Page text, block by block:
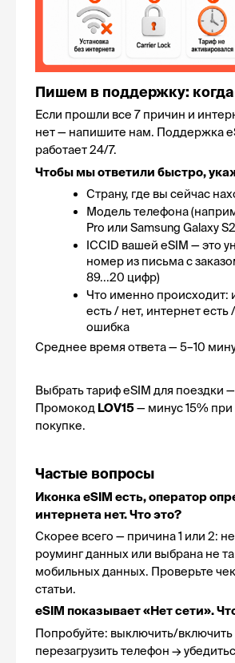
Пишем в поддержку: когда
Если прошли все 7 причин и
нет — напишите нам. Поддержка
работает 24/7.
Чтобы мы ответили быстро,
Страну, где вы сейчас
Модель телефона
Pro или Samsung Galaxy
ICCID вашей eSIM — это
номер из письма с
89...20 цифр)
Что именно происходит:
есть / нет, интернет есть
ошибка
Среднее время ответа — 5–10
Выбрать тариф eSIM для поездки —
Промокод LOV15 — минус 15%
покупке.
Частые вопросы
Иконка eSIM есть, оператор
интернета нет. Что это?
Скорее всего — причина 1 или 2:
роуминг данных или выбрана не та
мобильных данных. Проверьте
статьи.
eSIM показывает «Нет сети».
Попробуйте: выключить/
перезагрузить телефон →